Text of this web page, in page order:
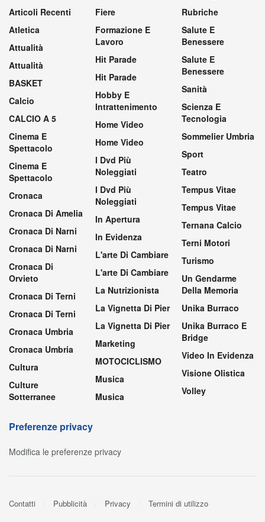
Articoli Recenti
Atletica
Attualità
Attualità
BASKET
Calcio
CALCIO A 5
Cinema E
Spettacolo
Cinema E
Spettacolo
Cronaca
Cronaca Di Amelia
Cronaca Di Narni
Cronaca Di Narni
Cronaca Di
Orvieto
Cronaca Di Terni
Cronaca Di Terni
Cronaca Umbria
Cronaca Umbria
Cultura
Culture
Sotterranee
Fiere
Formazione E
Lavoro
Hit Parade
Hit Parade
Hobby E
Intrattenimento
Home Video
Home Video
I Dvd Più
Noleggiati
I Dvd Più
Noleggiati
In Apertura
In Evidenza
L'arte Di Cambiare
L'arte Di Cambiare
La Nutrizionista
La Vignetta Di Pier
La Vignetta Di Pier
Marketing
MOTOCICLISMO
Musica
Musica
Rubriche
Salute E
Benessere
Salute E
Benessere
Sanità
Scienza E
Tecnologia
Sommelier Umbria
Sport
Teatro
Tempus Vitae
Tempus Vitae
Ternana Calcio
Terni Motori
Turismo
Un Gendarme
Della Memoria
Unika Burraco
Unika Burraco E
Bridge
Video In Evidenza
Visione Olistica
Volley
Preferenze privacy
Modifica le preferenze privacy
Contatti Pubblicità Privacy Termini di utilizzo